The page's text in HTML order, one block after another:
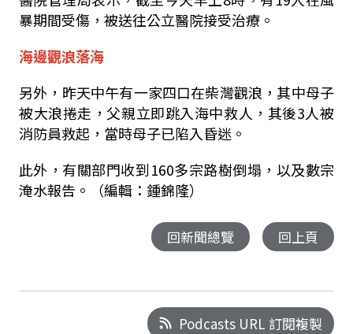
暴期間受傷，被送往公立醫院接受治療。
海邊觀浪落海
另外，昨天中午有一家四口在柴灣觀浪，其中母子
被大浪捲走，父親立即跳入海中救人，其後3人被
消防員救起，當時母子已陷入昏迷。
此外，有關部門收到160多宗路樹倒塌，以及數宗
淹水報告。（編輯：鍾錦隆）
回新聞總覽 回上頁
Podcasts URL 訂閱複製